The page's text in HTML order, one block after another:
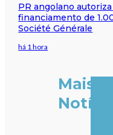
PR angolano
financiamento de
Société Générale
há 1 hora
Mais